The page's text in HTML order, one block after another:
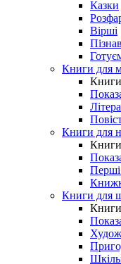
Казки
Вірші
Книги для
Книги для
Книги для
Книги